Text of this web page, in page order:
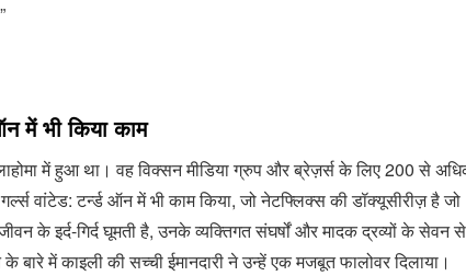
में भी किया काम
में हुआ था। वह विक्सन मीडिया ग्रुप और ब्रेज़र्स के लिए 200 से
वांटेड: टर्न्ड ऑन में भी काम किया, जो नेटफ्लिक्स की डॉक्यूसीरीज़ है जो
के इर्द-गिर्द घूमती है, उनके व्यक्तिगत संघर्षों और मादक द्रव्यों के सेवन से
में काइली की सच्ची ईमानदारी ने उन्हें एक मजबूत फालोवर दिलाया।